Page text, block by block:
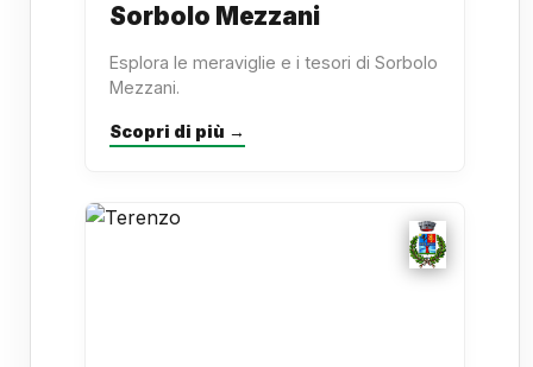
Sorbolo Mezzani
Esplora le meraviglie e i tesori di Sorbolo
Mezzani.
Scopri di più →